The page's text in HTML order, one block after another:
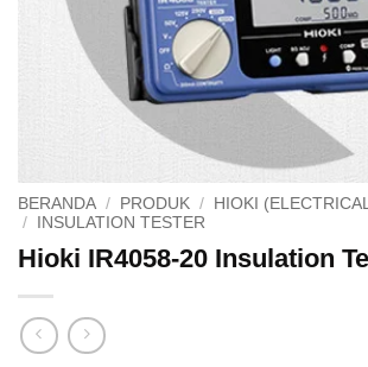
BERANDA / PRODUK /
HIOKI
/
INSULATION TESTER
Hioki IR4058-20 Insulation